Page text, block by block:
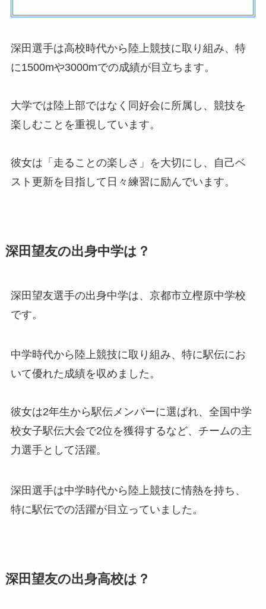
深田選手は高校時代から陸上競技に取り組み、特
に1500mや3000mでの成績が目立ちます。
大学では陸上部ではなく同好会に所属し、競技を
楽しむことを重視しています。
彼女は「走ることの楽しさ」を大切にし、自己ベ
スト更新を目指して日々練習に励んでいます。
深田望友の出身中学は？
深田望友選手の出身中学は、京都市立樫原中学校
です。
中学時代から陸上競技に取り組み、特に駅伝にお
いて優れた成績を収めました。
彼女は2年生から駅伝メンバーに選ばれ、全国中学
校女子駅伝大会で2位を獲得するなど、チームの主
力選手として活躍。
深田選手は中学時代から陸上競技に情熱を持ち、
特に駅伝での活躍が目立っていました。
深田望友の出身高校は？